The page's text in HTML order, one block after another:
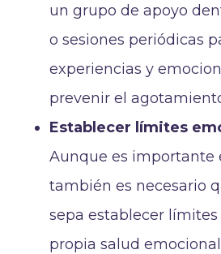
un grupo de apoyo
o sesiones periódicas
experiencias y
prevenir el
Establecer límites
Aunque es importante
también es necesario
sepa establecer
propia salud